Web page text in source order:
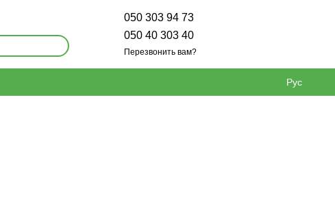
050 303 94 73
050 40 303 40
Перезвонить вам?
Рус